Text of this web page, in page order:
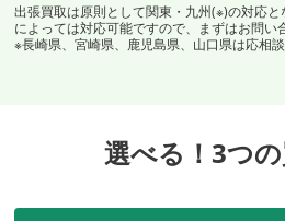
出張買取は原則として関東・九州(※)の対応
によっては対応可能ですので、まずはお問い
※長崎県、宮崎県、鹿児島県、山口県は応相談
選べる！3つ